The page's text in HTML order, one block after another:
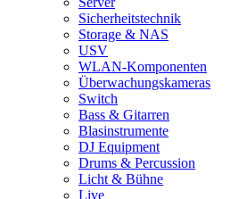
Sicherheitstechnik
Storage & NAS
USV
WLAN-Komponenten
Überwachungskameras
Switch
Bass & Gitarren
Blasinstrumente
DJ Equipment
Drums & Percussion
Licht & Bühne
Live